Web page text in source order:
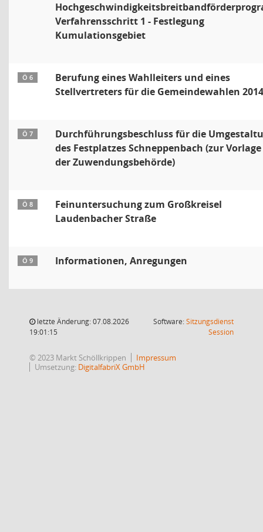
Verfahrensschritt 1 - Festlegung
Kumulationsgebiet
Ö 6
Berufung eines Wahlleiters und eines
Stellvertreters für die Gemeindewahlen 2014
Ö 7
Durchführungsbeschluss für die
des Festplatzes Schneppenbach (zur
der Zuwendungsbehörde)
Ö 8
Feinuntersuchung zum Großkreisel
Laudenbacher Straße
Ö 9 Informationen, Anregungen
letzte Änderung: 07.08.2026
19:01:15
Software:Sitzungsdienst
Session(Wird in
© 2023 Markt Schöllkrippen
Impressum
Umsetzung: DigitalfabriX GmbH